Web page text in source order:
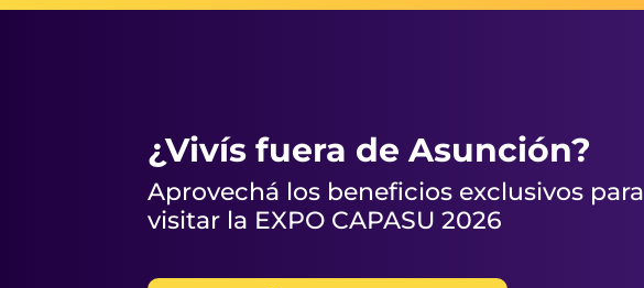
¿Vivís fuera de Asunción?
Aprovechá los beneficios exclusivos para
visitar la EXPO CAPASU 2026